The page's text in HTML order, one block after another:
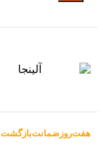
هفت‌روز‌ضمانت‌بازگشت